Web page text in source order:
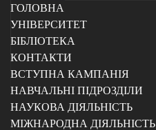
ГОЛОВНА
УНІВЕРСИТЕТ
БІБЛІОТЕКА
КОНТАКТИ
ВСТУПНА КАМПАНІЯ
НАВЧАЛЬНІ ПІДРОЗДІЛИ
НАУКОВА ДІЯЛЬНІСТЬ
МІЖНАРОДНА ДІЯЛЬНІСТЬ